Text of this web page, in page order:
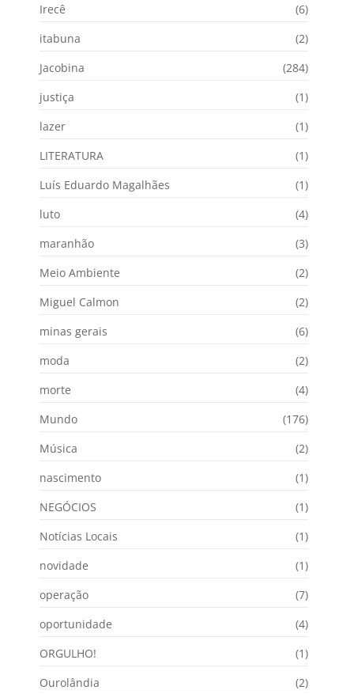
Irecê
(6)
itabuna
(2)
Jacobina
(284)
justiça
(1)
lazer
(1)
LITERATURA
(1)
Luís Eduardo Magalhães
(1)
luto
(4)
maranhão
(3)
Meio Ambiente
(2)
Miguel Calmon
(2)
minas gerais
(6)
moda
(2)
morte
(4)
Mundo
(176)
Música
(2)
nascimento
(1)
NEGÓCIOS
(1)
Notícias Locais
(1)
novidade
(1)
operação
(7)
oportunidade
(4)
ORGULHO!
(1)
Ourolândia
(2)